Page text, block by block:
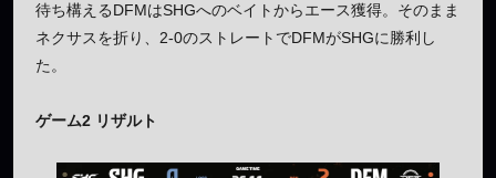
待ち構えるDFMはSHGへのベイトからエース獲得。そのまま
ネクサスを折り、2-0のストレートでDFMがSHGに勝利し
た。
ゲーム2 リザルト